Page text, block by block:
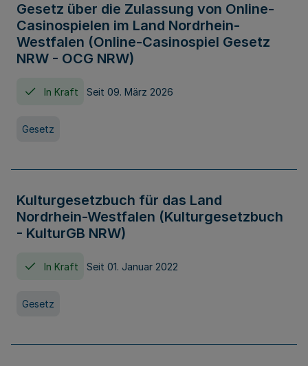
Gesetz über die Zulassung von Online-
Casinospielen im Land Nordrhein-
Westfalen (Online-Casinospiel Gesetz
NRW - OCG NRW)
In Kraft Seit 09. März 2026
Gesetz
Kulturgesetzbuch für das Land
Nordrhein-Westfalen (Kulturgesetzbuch
- KulturGB NRW)
In Kraft Seit 01. Januar 2022
Gesetz